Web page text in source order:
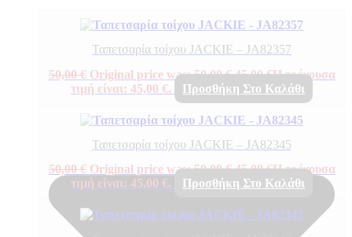
Ταπετσαρία τοίχου JACKIE – JA82357
50,00€ Original price was: 50,00 €.45,00€Η τρέχουσα
τιμή είναι: 45,00 €.
Προσθήκη Στο Καλάθι
Ταπετσαρία τοίχου JACKIE – JA82345
50,00€ Original price was: 50,00 €.45,00€Η τρέχουσα
τιμή είναι: 45,00 €.
Προσθήκη Στο Καλάθι